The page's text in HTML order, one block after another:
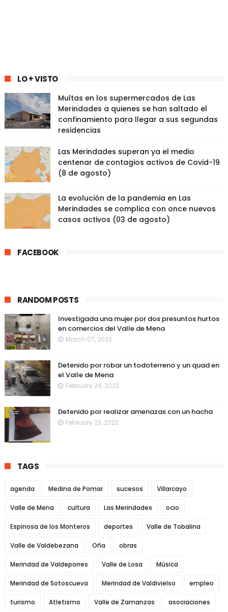
LO + VISTO
Multas en los supermercados de Las
Merindades a quienes se han saltado el
confinamiento para llegar a sus segundas
residencias
Las Merindades superan ya el medio
centenar de contagios activos de Covid-19
(8 de agosto)
La evolución de la pandemia en Las
Merindades se complica con once nuevos
casos activos (03 de agosto)
FACEBOOK
RANDOM POSTS
Investigada una mujer por dos presuntos hurtos
en comercios del Valle de Mena
March 07, 2022
Detenido por robar un todoterreno y un quad en
el Valle de Mena
February 24, 2022
Detenido por realizar amenazas con un hacha
February 23, 2022
TAGS
agenda Medina de Pomar sucesos Villarcayo
Valle de Mena cultura Las Merindades ocio
Espinosa de los Monteros deportes Valle de Tobalina
Valle de Valdebezana Oña obras
Merindad de Valdeporres Valle de Losa Música
Merindad de Sotoscueva Merindad de Valdivielso empleo
turismo Atletismo Valle de Zamanzas asociaciones